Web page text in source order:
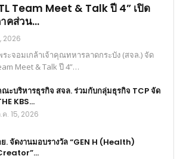
Team Meet & Talk ปี 4” เปิด
คส่วน…
2026
ะจอมเกล้าเจ้าคุณทหารลาดกระบัง (สจล.) จัด
Meet & Talk ปี 4”…
ะบริหารธุรกิจ สจล. ร่วมกับกลุ่มธุรกิจ TCP จัด
KBS…
ค. 15, 2026
. จัดงานมอบรางวัล “GEN H (Health)